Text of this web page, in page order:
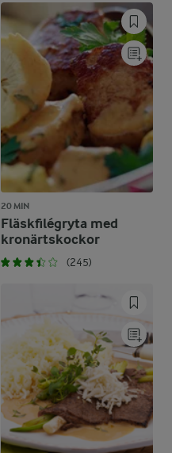
20 MIN
Fläskfilégryta med
kronärtskockor
(245)